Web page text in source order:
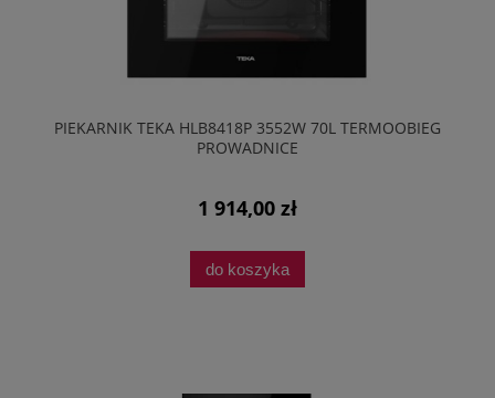
PIEKARNIK TEKA HLB8418P 3552W 70L TERMOOBIEG
PROWADNICE
1 914,00 zł
do koszyka